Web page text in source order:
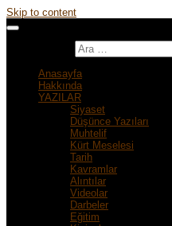
Skip to content
Anasayfa
Hakkında
YAZILAR
Siyaset
Düşünce Yazıları
Muhtelif
Kürt Meselesi
Tarih
Kavramlar
Alıntılar
Videolar
Darbeler
Eğitim